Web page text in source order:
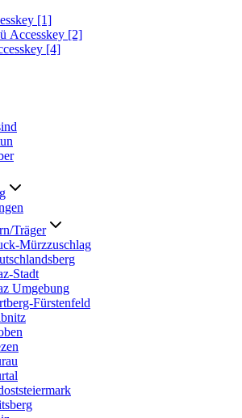
[1]
Accesskey [2]
[4]
Träger
Mürzzuschlag
Stadt
Umgebung
Fürstenfeld